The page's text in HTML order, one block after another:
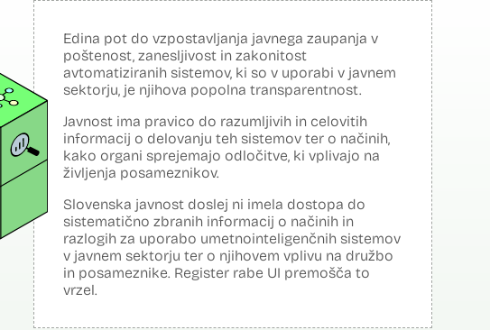
Edina pot do vzpostavljanja javnega zaupanja v
poštenost, zanesljivost in zakonitost
avtomatiziranih sistemov, ki so v uporabi v javnem
sektorju, je njihova popolna transparentnost.
Javnost ima pravico do razumljivih in celovitih
informacij o delovanju teh sistemov ter o načinih,
kako organi sprejemajo odločitve, ki vplivajo na
življenja posameznikov.
Slovenska javnost doslej ni imela dostopa do
sistematično zbranih informacij o načinih in
razlogih za uporabo umetnointeligenčnih sistemov
v javnem sektorju ter o njihovem vplivu na družbo
in posameznike. Register rabe UI premošča to
vrzel.